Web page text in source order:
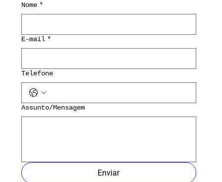
Nome *
E-mail *
Telefone
Assunto/Mensagem
Enviar